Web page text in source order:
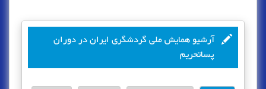
آرشیو همایش ملی گردشگری ایران در دوران
پساتحریم